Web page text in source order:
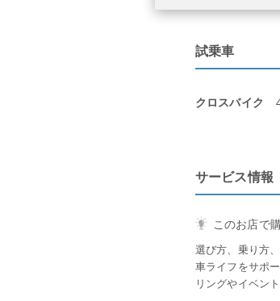
試乗車
クロスバイク
サービス情報
このお店で
選び方、乗り方
車ライフをサポ
リングやイベン